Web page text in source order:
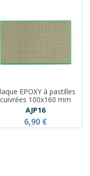
EPOXY à pastilles
cuivrées 100x160 mm
AJP16
6,90 €